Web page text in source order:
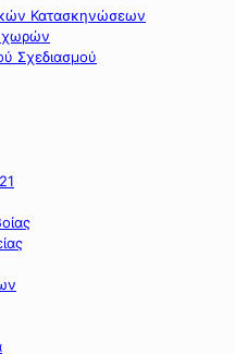
Κατασκηνώσεων
χωρών
Σχεδιασμού